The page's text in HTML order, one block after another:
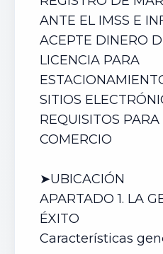
ANTE EL IMSS E
ACEPTE DINERO
LICENCIA PARA
SITIOS
REQUISITOS
COMERCIO
➤UBICACIÓN
APARTADO 1. LA
ÉXITO
Características